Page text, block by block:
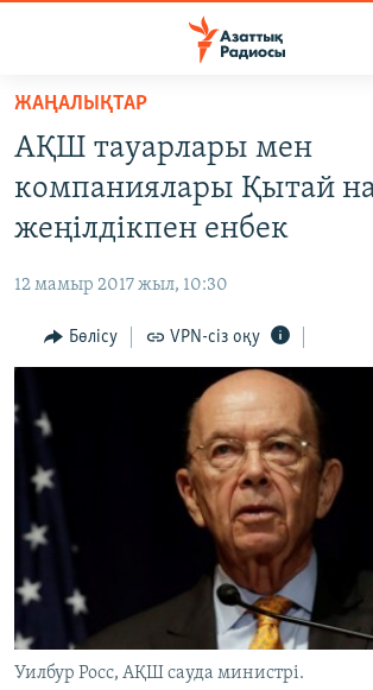
Skip
main
content
to
main
Navigation
to
САЯСАТ
AZATTYQTV
АДАМ ҚҰҚЫҚТАРЫ
ӘЛЕУМЕТ
АРНАЙЫ ЖОБАЛАР
Русский
ЖАЗЫЛЫҢЫЗ
Басқа тілдерде
ЖАҢАЛЫҚТАР
АҚШ тауарлары мен
компаниялары Қытай
жеңілдікпен енбек
12 мамыр 2017 жыл, 10:30
Бөлісу VPN-сіз оқу
Уилбур Росс, АҚШ сауда министрі.